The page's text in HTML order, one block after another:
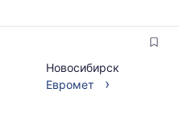
Новосибирск
Евромет
›